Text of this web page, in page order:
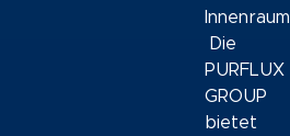
Die
PURFLUX
GROUP
bietet